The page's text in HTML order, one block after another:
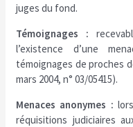
juges du fond.
Témoignages :
l’existence d’une
témoignages de proches
mars 2004, n° 03/05415).
Menaces anonymes :
réquisitions judiciaires